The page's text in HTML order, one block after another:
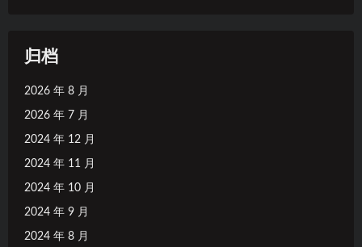
归档
2026 年 8 月
2026 年 7 月
2024 年 12 月
2024 年 11 月
2024 年 10 月
2024 年 9 月
2024 年 8 月